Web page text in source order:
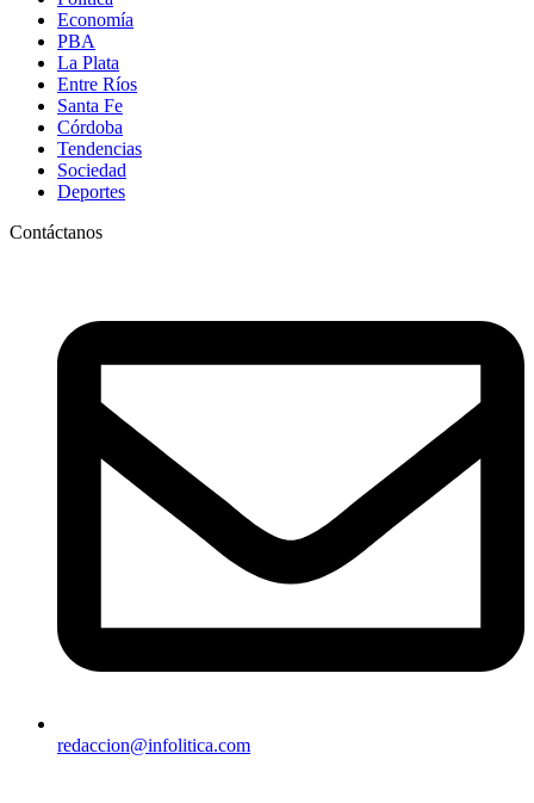
Economía
PBA
La Plata
Entre Ríos
Santa Fe
Córdoba
Tendencias
Sociedad
Deportes
Contáctanos
redaccion@infolitica.com